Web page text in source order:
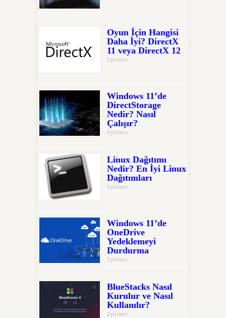
Oyun İçin Hangisi
Daha İyi? DirectX
11 veya DirectX 12
2 yıl önce
Windows 11’de
DirectStorage
Nedir? Nasıl
Çalışır?
2 yıl önce
Linux Dağıtımı
Nedir? En İyi Linux
Dağıtımları
2 yıl önce
Windows 11’de
OneDrive
Yedeklemeyi
Durdurma
2 yıl önce
BlueStacks Nasıl
Kurulur ve Nasıl
Kullanılır?
2 yıl önce